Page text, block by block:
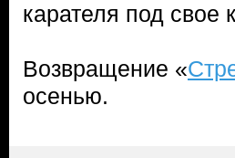
карателя под свое
Возвращение «
осенью.